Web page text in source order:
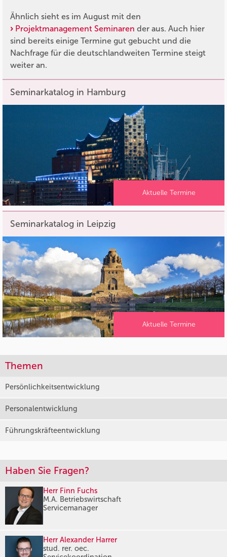
Ähnlich sieht es im August mit den
Projektmanagement Seminaren der aus. Auch hier
sind bereits einige Termine gut gebucht und die
Nachfrage für die deutschlandweiten Termine steigt
weiter an.
Seminarkatalog in Hamburg
Aktuelle Termine
Seminarkatalog in Leipzig
Aktuelle Termine
Themen
Persönlichkeitsentwicklung
Personalentwicklung
Führungskräfteentwicklung
Haben Sie Fragen?
Herr Finn Fuchs
M.A. Betriebswirtschaft
Servicemanager
Herr Alexander Harrer
stud. rer. oec.